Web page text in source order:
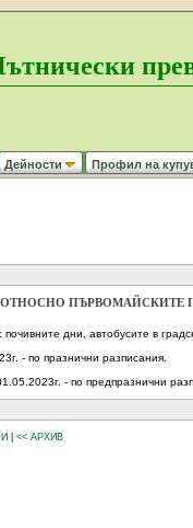
Дейности Профил на
ПЪРВОМАЙСКИТЕ
почивните дни, автобусите в
- по празнични разписания.
- по предпразнични
<< АРХИВ